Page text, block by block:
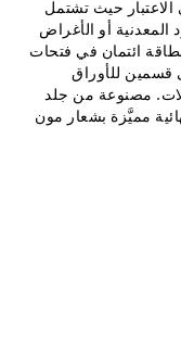
حيث تشتمل
أو الأغراض
بشكل آمن، ويمكنها استيعاب 14 بطاقة ائتمان في فتحات
قسمين للأوراق
مصنوعة من جلد
مميَّزة بشعار مون